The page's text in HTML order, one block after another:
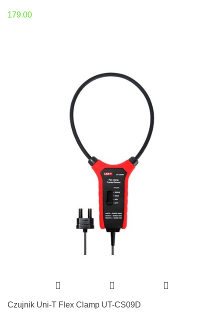
179.00
Czujnik Uni-T Flex Clamp UT-CS09D